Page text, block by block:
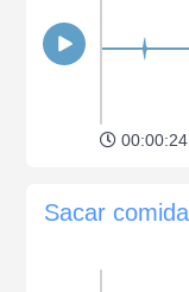
00:00:24
Sacar